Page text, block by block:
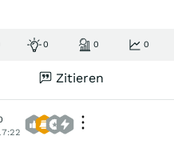
0 0 0
Zitieren